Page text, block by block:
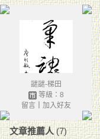
謎謎-梯田
等級：8
留言｜ 加入好友
文章推薦人 (7)